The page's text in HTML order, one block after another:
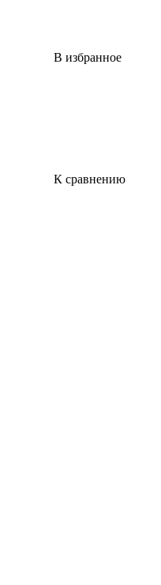
В избранное
К сравнению